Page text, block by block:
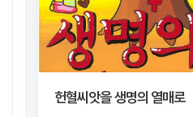
헌혈씨앗을 생명의 열매로